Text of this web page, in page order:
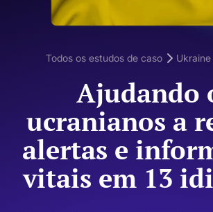
Todos os estudos de caso
Ajudando
ucranianos a
alertas e
vitais em 13